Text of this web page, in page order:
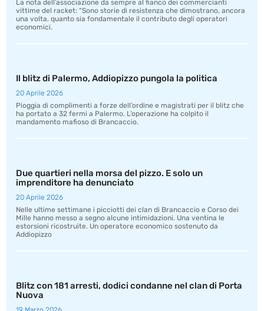
La nota dell’associazione da sempre al fianco dei commercianti
vittime del racket: “Sono storie di resistenza che dimostrano, ancora
una volta, quanto sia fondamentale il contributo degli operatori
economici.
Il blitz di Palermo, Addiopizzo pungola la politica
20 Aprile 2026
Pioggia di complimenti a forze dell’ordine e magistrati per il blitz che
ha portato a 32 fermi a Palermo. L’operazione ha colpito il
mandamento mafioso di Brancaccio.
Due quartieri nella morsa del pizzo. E solo un
imprenditore ha denunciato
20 Aprile 2026
Nelle ultime settimane i picciotti dei clan di Brancaccio e Corso dei
Mille hanno messo a segno alcune intimidazioni. Una ventina le
estorsioni ricostruite. Un operatore economico sostenuto da
Addiopizzo
Blitz con 181 arresti, dodici condanne nel clan di Porta
Nuova